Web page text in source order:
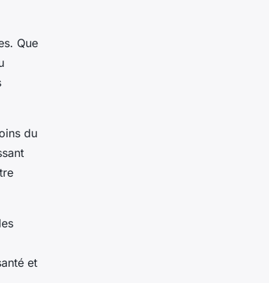
Que
du
et